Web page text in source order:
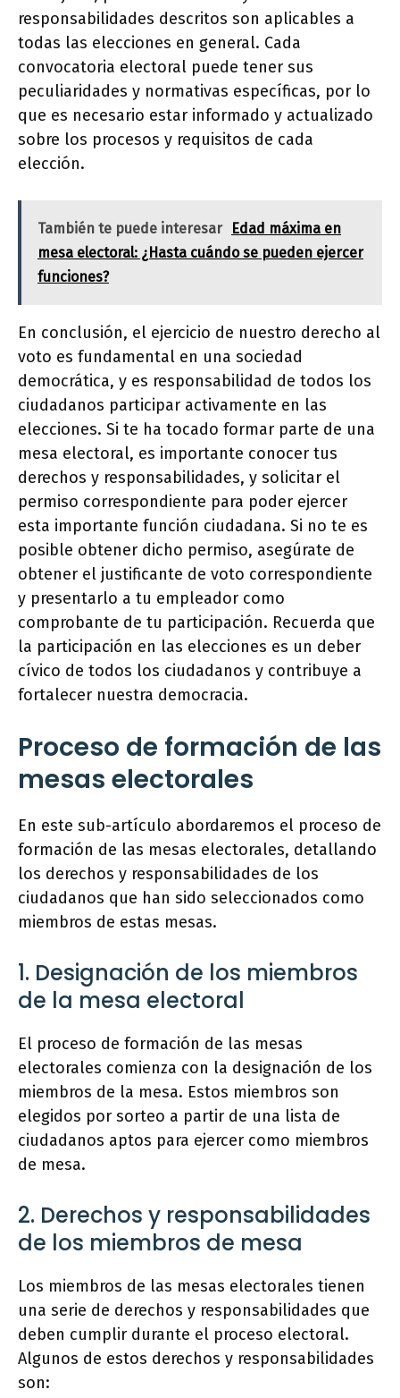
responsabilidades descritos son aplicables a
todas las elecciones en general. Cada
convocatoria electoral puede tener sus
peculiaridades y normativas específicas, por lo
que es necesario estar informado y actualizado
sobre los procesos y requisitos de cada
elección.
También te puede interesar
Edad máxima en
mesa electoral: ¿Hasta cuándo se pueden ejercer
funciones?
En conclusión, el ejercicio de nuestro derecho al
voto es fundamental en una sociedad
democrática, y es responsabilidad de todos los
ciudadanos participar activamente en las
elecciones. Si te ha tocado formar parte de una
mesa electoral, es importante conocer tus
derechos y responsabilidades, y solicitar el
permiso correspondiente para poder ejercer
esta importante función ciudadana. Si no te es
posible obtener dicho permiso, asegúrate de
obtener el justificante de voto correspondiente
y presentarlo a tu empleador como
comprobante de tu participación. Recuerda que
la participación en las elecciones es un deber
cívico de todos los ciudadanos y contribuye a
fortalecer nuestra democracia.
Proceso de formación de las
mesas electorales
En este sub-artículo abordaremos el proceso de
formación de las mesas electorales, detallando
los derechos y responsabilidades de los
ciudadanos que han sido seleccionados como
miembros de estas mesas.
1. Designación de los miembros
de la mesa electoral
El proceso de formación de las mesas
electorales comienza con la designación de los
miembros de la mesa. Estos miembros son
elegidos por sorteo a partir de una lista de
ciudadanos aptos para ejercer como miembros
de mesa.
2. Derechos y responsabilidades
de los miembros de mesa
Los miembros de las mesas electorales tienen
una serie de derechos y responsabilidades que
deben cumplir durante el proceso electoral.
Algunos de estos derechos y responsabilidades
son: